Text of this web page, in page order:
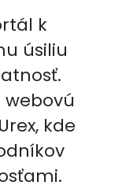
k
úsiliu
kde